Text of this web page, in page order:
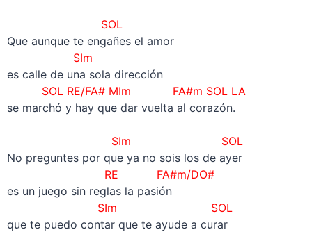
SOL
Que aunque te engañes el amor
SIm
es calle de una sola dirección
SOL RE/FA# MIm FA#m SOL LA
se marchó y hay que dar vuelta al corazón.
SIm SOL
No preguntes por que ya no sois los de ayer
RE FA#m/DO#
es un juego sin reglas la pasión
SIm SOL
que te puedo contar que te ayude a curar